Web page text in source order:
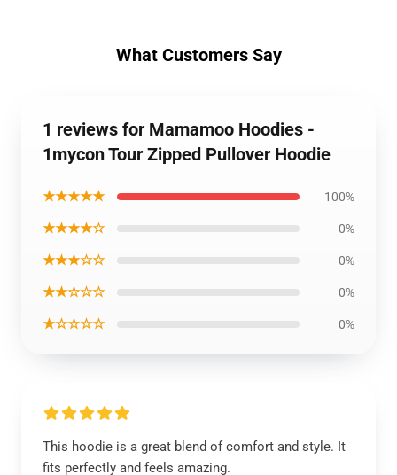
What Customers Say
1 reviews for Mamamoo Hoodies -
1mycon Tour Zipped Pullover Hoodie
★★★★★ 100%
★★★★☆ 0%
★★★☆☆ 0%
★★☆☆☆ 0%
★☆☆☆☆ 0%
This hoodie is a great blend of comfort and style. It
fits perfectly and feels amazing.